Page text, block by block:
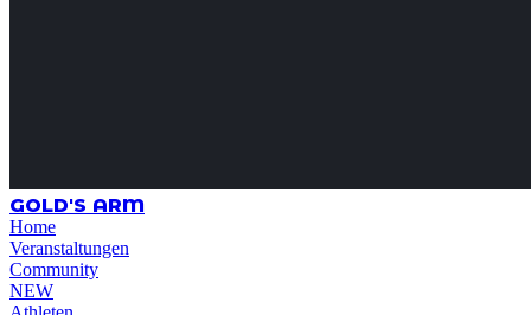
GOLD'S ARM
Home
Veranstaltungen
Community
NEW